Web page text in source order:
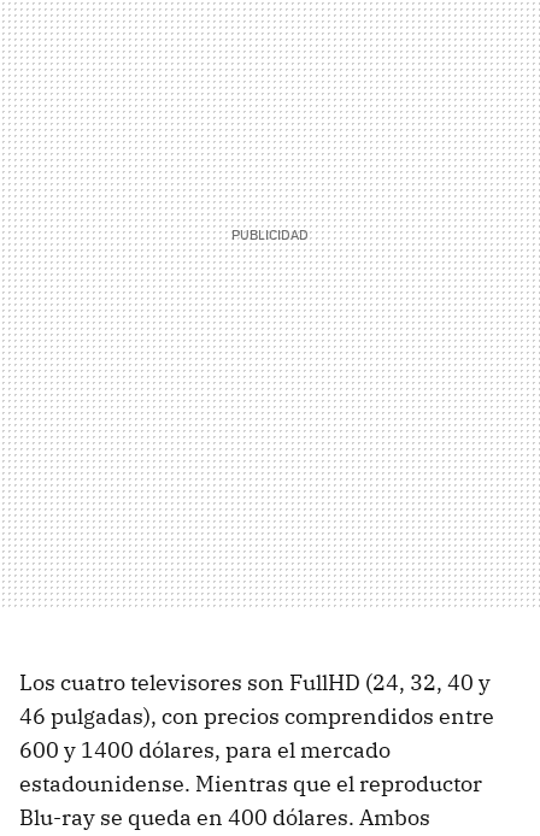
Los cuatro televisores son FullHD (24, 32, 40 y
46 pulgadas), con precios comprendidos entre
600 y 1400 dólares, para el mercado
estadounidense. Mientras que el reproductor
Blu-ray se queda en 400 dólares. Ambos